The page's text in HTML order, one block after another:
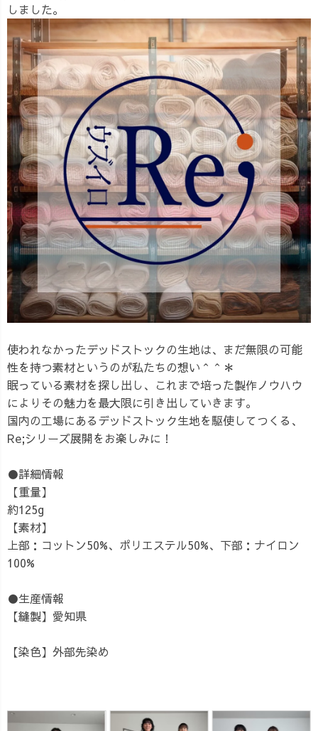
しました。
使われなかったデッドストックの生地は、まだ無限の可能
性を持つ素材というのが私たちの想い＾＾＊
眠っている素材を探し出し、これまで培った製作ノウハウ
によりその魅力を最大限に引き出していきます。
国内の工場にあるデッドストック生地を駆使してつくる、
Re;シリーズ展開をお楽しみに！
●詳細情報
【重量】
約125g
【素材】
上部：コットン50%、ポリエステル50%、下部：ナイロン
100%
●生産情報
【縫製】愛知県
【染色】外部先染め